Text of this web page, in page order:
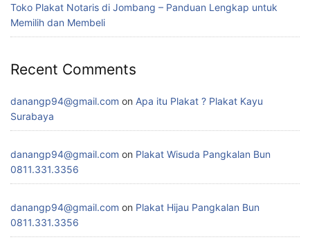
Toko Plakat Notaris di Jombang – Panduan Lengkap untuk
Memilih dan Membeli
Recent Comments
danangp94@gmail.com on Apa itu Plakat ? Plakat Kayu
Surabaya
danangp94@gmail.com on Plakat Wisuda Pangkalan Bun
0811.331.3356
danangp94@gmail.com on Plakat Hijau Pangkalan Bun
0811.331.3356